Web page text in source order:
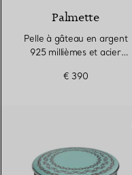
Palmette
Pelle à gâteau en argent
925 millièmes et acier
€ 390